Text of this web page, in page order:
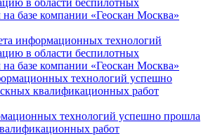
информационных технологий
в области беспилотных
базе компании «Геоскан Москва»
технологий успешно прошла
работ